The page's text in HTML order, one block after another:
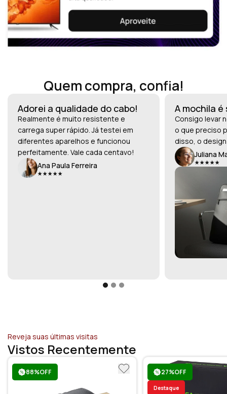
Quem compra, confia!
Adorei a qualidade do cabo!
Realmente é muito resistente e
carrega super rápido. Já testei em
diferentes aparelhos e funcionou
perfeitamente. Vale cada centavo!
Ana Paula Ferreira
A mochila
Consigo levar
o que preciso
disso, o
Juliana
Reveja suas últimas visitas
Vistos Recentemente
88%OFF 27%OFF
Destaque